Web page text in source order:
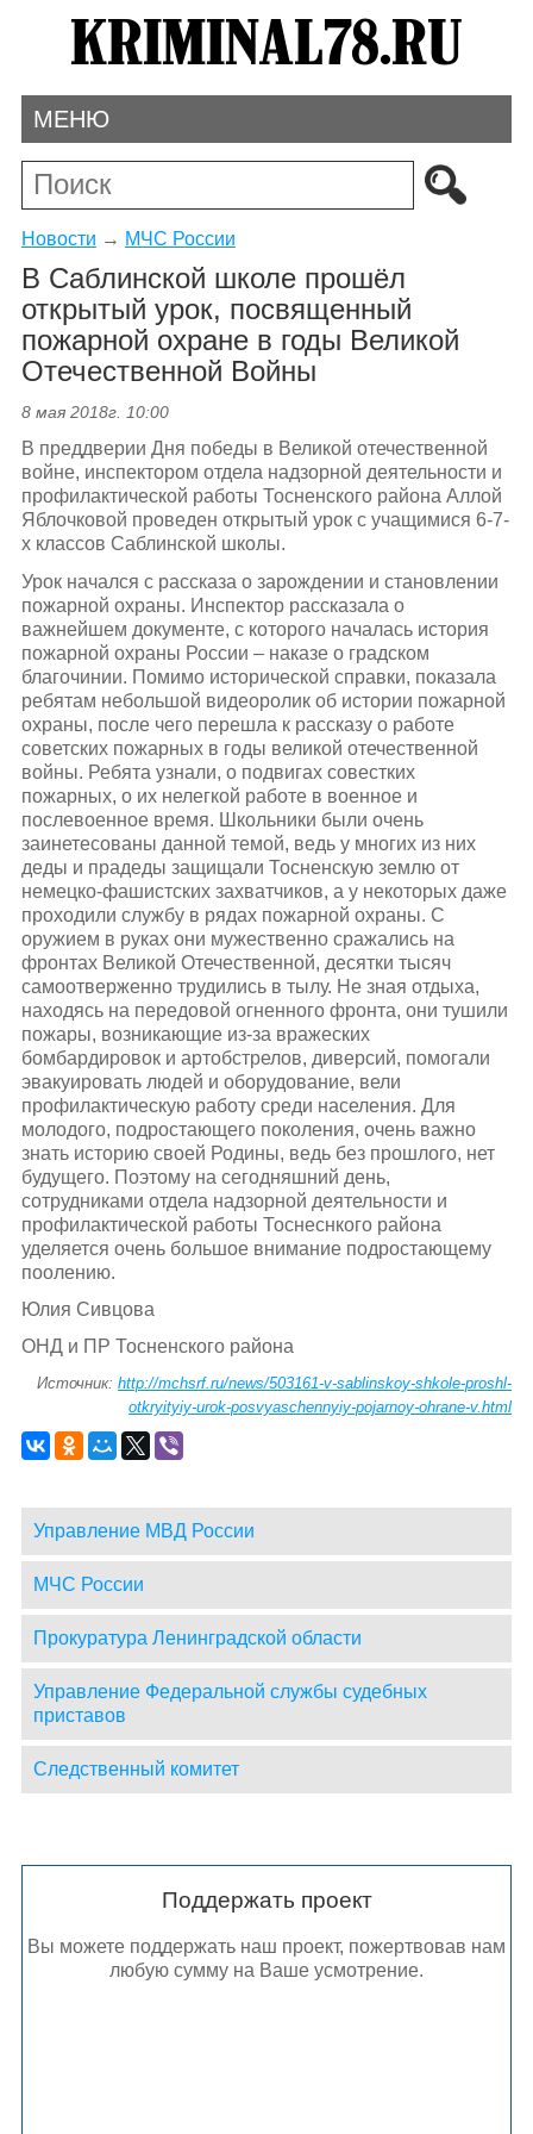
МЕНЮ
Новости → МЧС России
В Саблинской школе прошёл
открытый урок, посвященный
пожарной охране в годы Великой
Отечественной Войны
8 мая 2018г. 10:00
В преддверии Дня победы в Великой отечественной
войне, инспектором отдела надзорной деятельности и
профилактической работы Тосненского района Аллой
Яблочковой проведен открытый урок с учащимися 6-7-
х классов Саблинской школы.
Урок начался с рассказа о зарождении и становлении
пожарной охраны. Инспектор рассказала о
важнейшем документе, с которого началась история
пожарной охраны России – наказе о градском
благочинии. Помимо исторической справки, показала
ребятам небольшой видеоролик об истории пожарной
охраны, после чего перешла к рассказу о работе
советских пожарных в годы великой отечественной
войны. Ребята узнали, о подвигах совестких
пожарных, о их нелегкой работе в военное и
послевоенное время. Школьники были очень
заинетесованы данной темой, ведь у многих из них
деды и прадеды защищали Тосненскую землю от
немецко-фашистских захватчиков, а у некоторых даже
проходили службу в рядах пожарной охраны. С
оружием в руках они мужественно сражались на
фронтах Великой Отечественной, десятки тысяч
самоотверженно трудились в тылу. Не зная отдыха,
находясь на передовой огненного фронта, они тушили
пожары, возникающие из-за вражеских
бомбардировок и артобстрелов, диверсий, помогали
эвакуировать людей и оборудование, вели
профилактическую работу среди населения. Для
молодого, подростающего поколения, очень важно
знать историю своей Родины, ведь без прошлого, нет
будущего. Поэтому на сегодняшний день,
сотрудниками отдела надзорной деятельности и
профилактической работы Тоснеснкого района
уделяется очень большое внимание подростающему
поолению.
Юлия Сивцова
ОНД и ПР Тосненского района
Источник:http://mchsrf.ru/news/503161-v-sablinskoy-shkole-proshl-
otkryityiy-urok-posvyaschennyiy-pojarnoy-ohrane-v.html
Управление МВД России
МЧС России
Прокуратура Ленинградской области
Управление Федеральной службы судебных
приставов
Следственный комитет
Поддержать проект
Вы можете поддержать наш проект, пожертвовав нам
любую сумму на Ваше усмотрение.